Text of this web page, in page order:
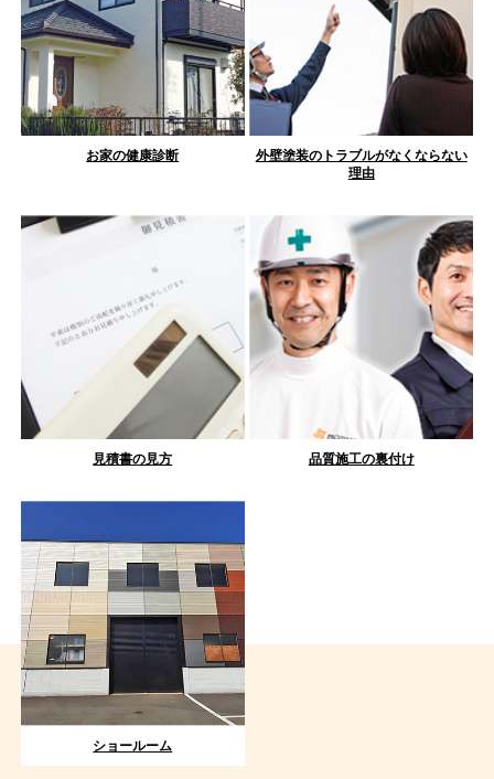
お家の健康診断
外壁塗装のトラブルがなくならない
理由
見積書の見方 品質施工の裏付け
ショールーム